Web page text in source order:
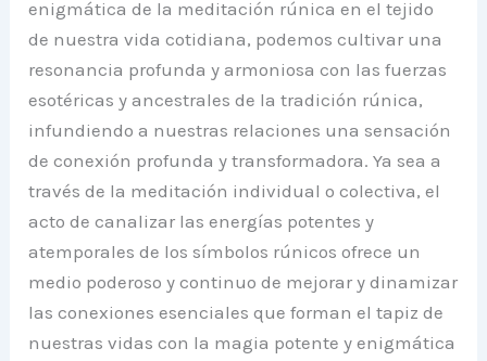
enigmática de la meditación rúnica en el tejido
de nuestra vida cotidiana, podemos cultivar una
resonancia profunda y armoniosa con las fuerzas
esotéricas y ancestrales de la tradición rúnica,
infundiendo a nuestras relaciones una sensación
de conexión profunda y transformadora. Ya sea a
través de la meditación individual o colectiva, el
acto de canalizar las energías potentes y
atemporales de los símbolos rúnicos ofrece un
medio poderoso y continuo de mejorar y dinamizar
las conexiones esenciales que forman el tapiz de
nuestras vidas con la magia potente y enigmática